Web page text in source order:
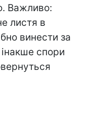
Важливо:
листя в
винести за
спори